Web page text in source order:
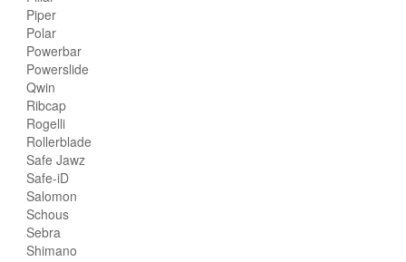
Piper
Polar
Powerbar
Powerslide
Qwin
Ribcap
Rogelli
Rollerblade
Safe Jawz
Safe-iD
Salomon
Schous
Sebra
Shimano